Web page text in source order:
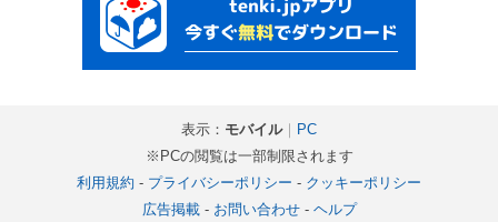
表示： モバイル｜ PC
※PCの閲覧は一部制限されます
利用規約 - プライバシーポリシー - クッキーポリシー
広告掲載- お問い合わせ- ヘルプ